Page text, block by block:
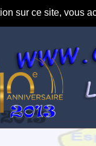
sur ce site, vous